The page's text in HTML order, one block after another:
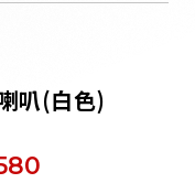
叭(白色)